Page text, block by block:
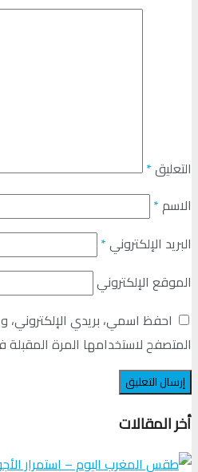
التعليق*
الاسم*
البريد الإلكتروني*
الموقع الإلكتروني
احفظ اسمي، بريدي الإلكتروني،
المتصفح لاستخدامها المرة
أخر المقالات